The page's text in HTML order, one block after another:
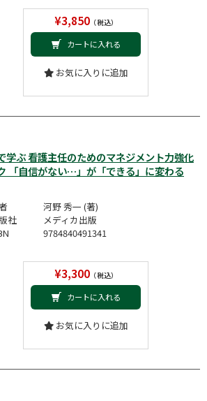
¥3,850（税込）
カートに入れる
お気に入りに追加
学ぶ 看護主任のためのマネジメント力強化
「自信がない…」が「できる」に変わる
河野 秀一 (著)
社
メディカ出版
9784840491341
¥3,300（税込）
カートに入れる
お気に入りに追加